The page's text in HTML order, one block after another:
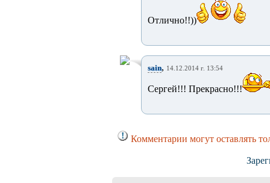
Отлично!!))
sain, 14.12.2014 г. 13:54
Сергей!!! Прекрасно!!!
Комментарии могут оставлять